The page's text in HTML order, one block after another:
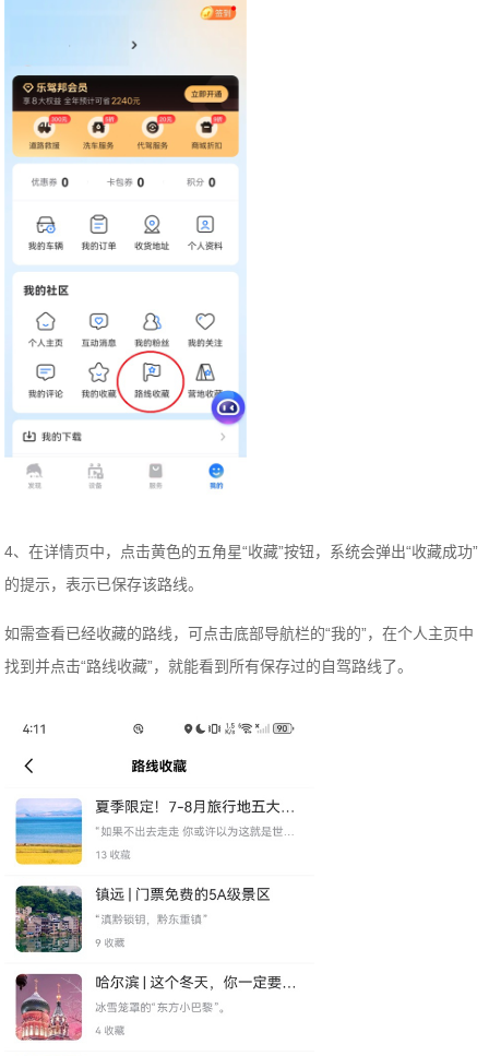
4、在详情页中，点击黄色的五角星“收藏”按钮，系统会弹出“收藏成功”
的提示，表示已保存该路线。
如需查看已经收藏的路线，可点击底部导航栏的“我的”，在个人主页中
找到并点击“路线收藏”，就能看到所有保存过的自驾路线了。